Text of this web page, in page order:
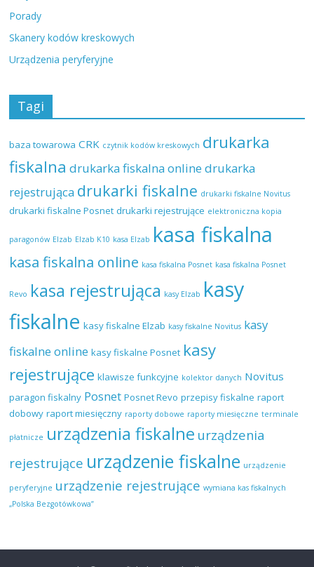
Porady
Skanery kodów kreskowych
Urządzenia peryferyjne
Tagi
baza towarowa CRK czytnik kodów kreskowych drukarka
fiskalna drukarka fiskalna online drukarka
rejestrująca drukarki fiskalne drukarki fiskalne Novitus
drukarki fiskalne Posnet drukarki rejestrujące elektroniczna kopia
paragonów Elzab Elzab K10 kasa Elzab kasa fiskalna
kasa fiskalna online kasa fiskalna Posnet kasa fiskalna Posnet
Revo kasa rejestrująca kasy Elzab kasy
fiskalne kasy fiskalne Elzab kasy fiskalne Novitus kasy
fiskalne online kasy fiskalne Posnet kasy
rejestrujące klawisze funkcyjne kolektor danych Novitus
paragon fiskalny Posnet Posnet Revo przepisy fiskalne raport
dobowy raport miesięczny raporty dobowe raporty miesięczne terminale
płatnicze urządzenia fiskalne urządzenia
rejestrujące urządzenie fiskalne urządzenie
peryferyjne urządzenie rejestrujące wymiana kas fiskalnych
„Polska Bezgotówkowa”